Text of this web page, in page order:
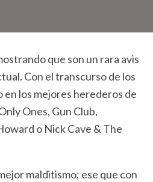
que son un rara avis
Con el transcurso de los
en los mejores herederos de
Ones, Gun Club,
o Nick Cave & The
malditismo; ese que con